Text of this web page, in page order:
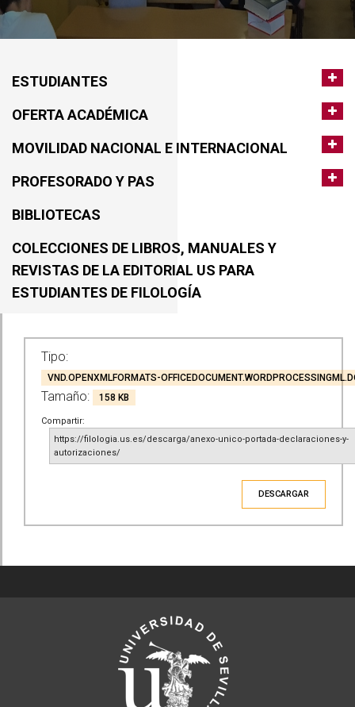
ESTUDIANTES
OFERTA ACADÉMICA
MOVILIDAD NACIONAL E INTERNACIONAL
PROFESORADO Y PAS
BIBLIOTECAS
COLECCIONES DE LIBROS, MANUALES Y
REVISTAS DE LA EDITORIAL US PARA
ESTUDIANTES DE FILOLOGÍA
Tipo:
VND.OPENXMLFORMATS-
Tamaño: 158 KB
Compartir:
https://filologia.us.es/descarga/anexo-unico-portada-declaraciones-y-
autorizaciones/
DESCARGAR